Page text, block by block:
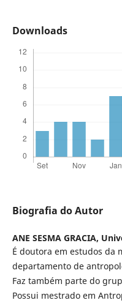
Downloads
Biografia do Autor
ANE SESMA GRACIA,
É doutora em estudos da
departamento de
Faz também parte do
Possui mestrado em